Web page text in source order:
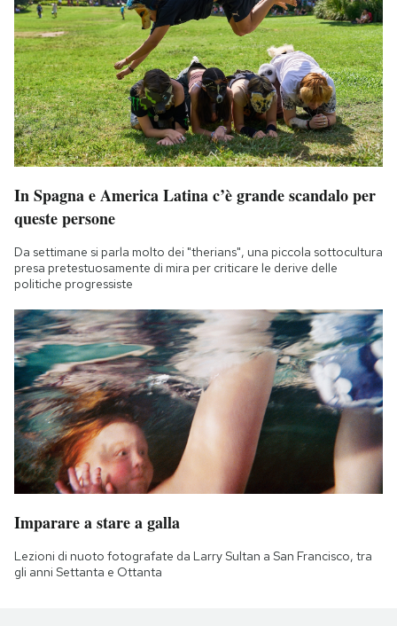
In Spagna e America Latina c’è grande scandalo per
queste persone
Da settimane si parla molto dei "therians", una piccola sottocultura
presa pretestuosamente di mira per criticare le derive delle
politiche progressiste
Imparare a stare a galla
Lezioni di nuoto fotografate da Larry Sultan a San Francisco, tra
gli anni Settanta e Ottanta